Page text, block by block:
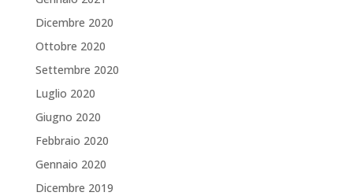
Dicembre 2020
Ottobre 2020
Settembre 2020
Luglio 2020
Giugno 2020
Febbraio 2020
Gennaio 2020
Dicembre 2019